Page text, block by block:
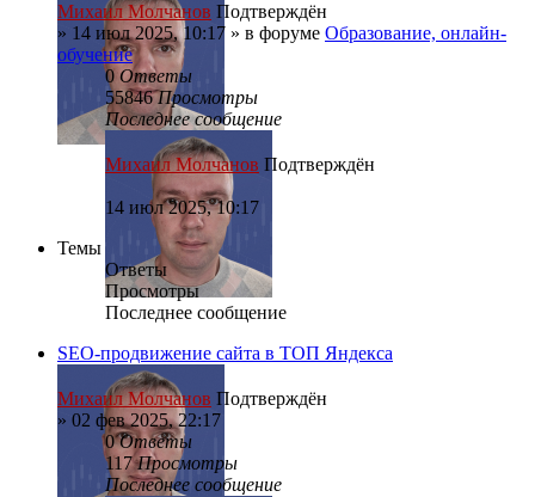
Михаил Молчанов Подтверждён
» 14 июл 2025, 10:17 » в форуме Образование, онлайн-
обучение
0 Ответы
55846Просмотры
Последнее сообщение
Михаил Молчанов Подтверждён
14 июл 2025, 10:17
Темы
Ответы
Просмотры
Последнее сообщение
SEO-продвижение сайта в ТОП Яндекса
Михаил Молчанов Подтверждён
» 02 фев 2025, 22:17
0Ответы
117Просмотры
Последнее сообщение